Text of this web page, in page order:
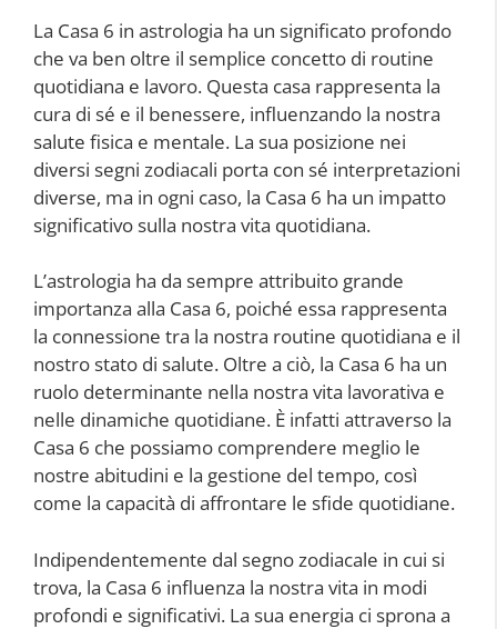
La Casa 6 in astrologia ha un significato profondo
che va ben oltre il semplice concetto di routine
quotidiana e lavoro. Questa casa rappresenta la
cura di sé e il benessere, influenzando la nostra
salute fisica e mentale. La sua posizione nei
diversi segni zodiacali porta con sé interpretazioni
diverse, ma in ogni caso, la Casa 6 ha un impatto
significativo sulla nostra vita quotidiana.
L’astrologia ha da sempre attribuito grande
importanza alla Casa 6, poiché essa rappresenta
la connessione tra la nostra routine quotidiana e il
nostro stato di salute. Oltre a ciò, la Casa 6 ha un
ruolo determinante nella nostra vita lavorativa e
nelle dinamiche quotidiane. È infatti attraverso la
Casa 6 che possiamo comprendere meglio le
nostre abitudini e la gestione del tempo, così
come la capacità di affrontare le sfide quotidiane.
Indipendentemente dal segno zodiacale in cui si
trova, la Casa 6 influenza la nostra vita in modi
profondi e significativi. La sua energia ci sprona a